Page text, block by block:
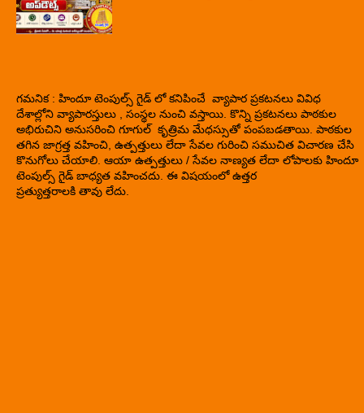
గమనిక : హిందూ టెంపుల్స్ గైడ్ లో కనిపించే వ్యాపార ప్రకటనలు వివిధ
దేశాల్లోని వ్యాపారస్తులు , సంస్థల నుంచి వస్తాయి. కొన్ని ప్రకటనలు పాఠకుల
అభిరుచిని అనుసరించి గూగుల్ కృత్రిమ మేధస్సుతో పంపబడతాయి. పాఠకుల
తగిన జాగ్రత్త వహించి, ఉత్పత్తులు లేదా సేవల గురించి సముచిత విచారణ చేసి
కొనుగోలు చేయాలి. ఆయా ఉత్పత్తులు / సేవల నాణ్యత లేదా లోపాలకు హిందూ
టెంపుల్స్ గైడ్ బాధ్యత వహించదు. ఈ విషయంలో ఉత్తర
ప్రత్యుత్తరాలకి తావు లేదు.